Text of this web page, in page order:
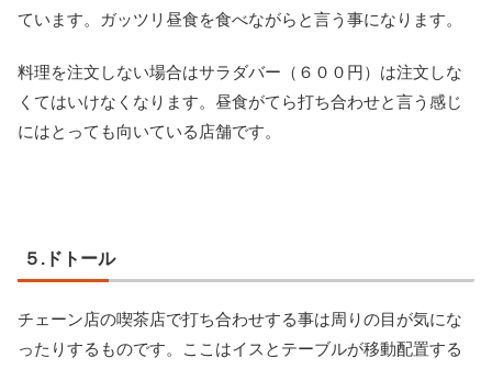
ています。ガッツリ昼食を食べながらと言う事になります。
料理を注文しない場合はサラダバー（６００円）は注文しな
くてはいけなくなります。昼食がてら打ち合わせと言う感じ
にはとっても向いている店舗です。
５.ドトール
チェーン店の喫茶店で打ち合わせする事は周りの目が気にな
ったりするものです。ここはイスとテーブルが移動配置する